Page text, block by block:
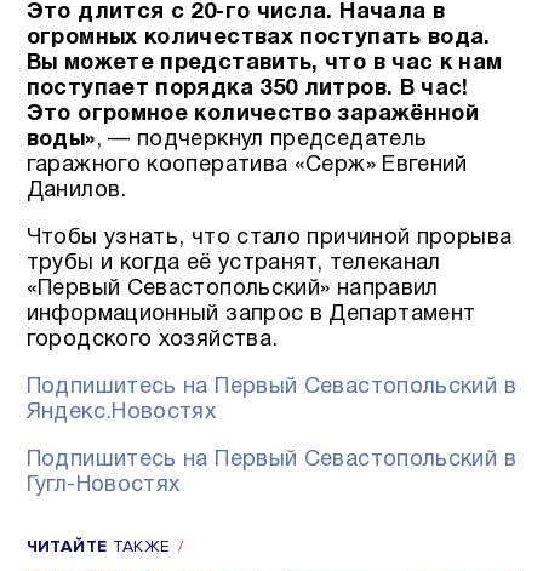
Это длится с 20-го числа. Начала в
огромных количествах поступать вода.
Вы можете представить, что в час к нам
поступает порядка 350 литров. В час!
Это огромное количество заражённой
воды», — подчеркнул председатель
гаражного кооператива «Серж» Евгений
Данилов.
Чтобы узнать, что стало причиной прорыва
трубы и когда её устранят, телеканал
«Первый Севастопольский» направил
информационный запрос в Департамент
городского хозяйства.
Подпишитесь на Первый Севастопольский в
Яндекс.Новостях
Подпишитесь на Первый Севастопольский в
Гугл-Новостях
ЧИТАЙТЕ ТАКЖЕ